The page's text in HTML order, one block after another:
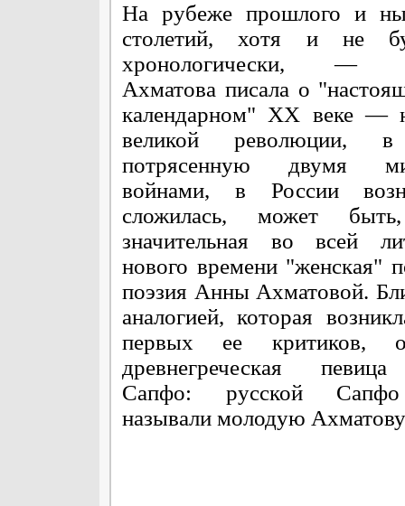
На рубеже прошлого и
столетий, хотя и не
хронологически, —
Ахматова писала о
календарном" ХХ веке —
великой революции, в
потрясенную двумя
войнами, в России
сложилась, может
значительная во всей
нового времени "женская"
поэзия Анны Ахматовой.
аналогией, которая
первых ее критиков,
древнегреческая
Сапфо: русской
называли молодую